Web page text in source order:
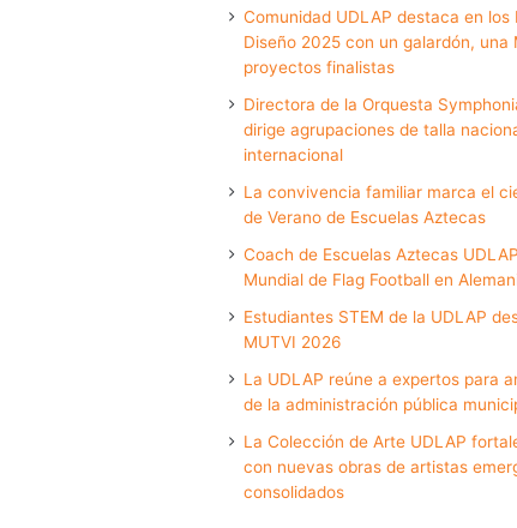
Comunidad UDLAP destaca en los
Diseño 2025 con un galardón, una
proyectos finalistas
Directora de la Orquesta
dirige agrupaciones de talla
internacional
La convivencia familiar marca el
de Verano de Escuelas Aztecas
Coach de Escuelas Aztecas
Mundial de Flag Football en
Estudiantes STEM de la UDLAP
MUTVI 2026
La UDLAP reúne a expertos para
de la administración pública
La Colección de Arte UDLAP
con nuevas obras de artistas
consolidados